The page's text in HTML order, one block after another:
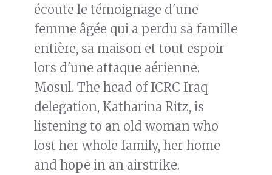
écoute le témoignage d'une
femme âgée qui a perdu sa famille
entière, sa maison et tout espoir
lors d'une attaque aérienne.
Mosul. The head of ICRC Iraq
delegation, Katharina Ritz, is
listening to an old woman who
lost her whole family, her home
and hope in an airstrike.